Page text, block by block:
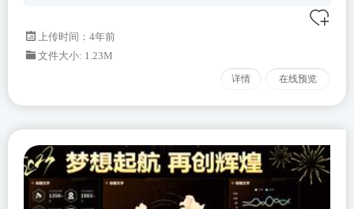
上传时间：4年前
文件大小: 1.23M
详情 在线预览